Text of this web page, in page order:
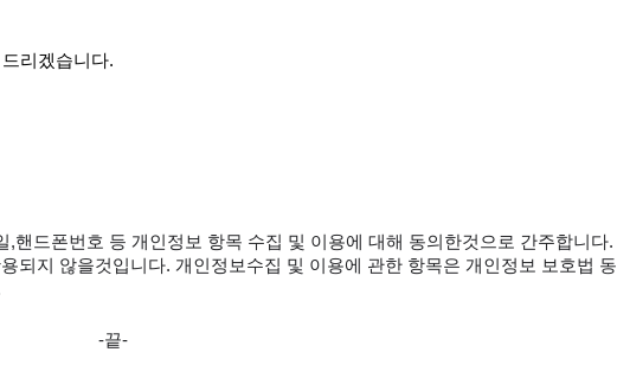
리겠습니다.
핸드폰번호 등 개인정보 항목 수집 및 이용에 대해 동의한것으로 간주합니다.
되지 않을것입니다. 개인정보수집 및 이용에 관한 항목은 개인정보 보호법 동
-끝-